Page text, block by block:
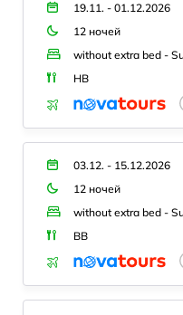
19.11. - 01.12.2026
12 ночей
without extra bed -
HB
03.12. - 15.12.2026
12 ночей
without extra bed -
BB